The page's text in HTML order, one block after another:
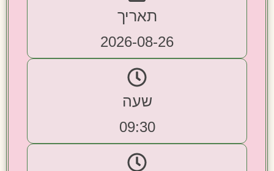
תאריך
2026-08-26
09:30